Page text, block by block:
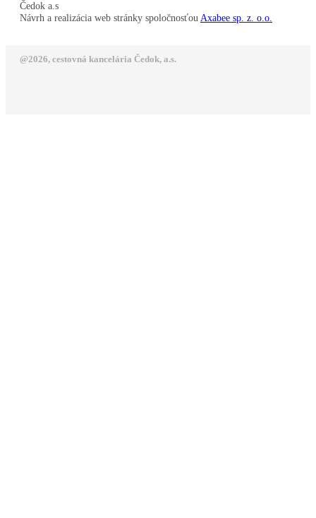
Čedok a.s
Návrh a realizácia web stránky spoločnosťou Axabee sp. z. o.o.
@2026, cestovná kancelária Čedok, a.s.